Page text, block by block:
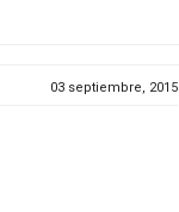
03 septiembre, 2015